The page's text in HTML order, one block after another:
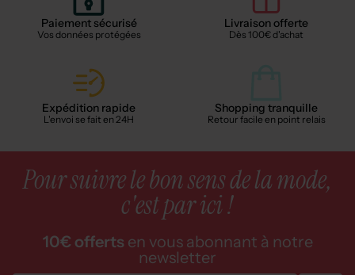
Paiement sécurisé
Vos données protégées
Livraison offerte
Dès 100€ d'achat
Expédition rapide
L'envoi se fait en 24H
Shopping tranquille
Retour facile en point relais
Pour suivre le bon sens de la mode,
c'est par ici !
10€ offerts en vous abonnant à notre
newsletter